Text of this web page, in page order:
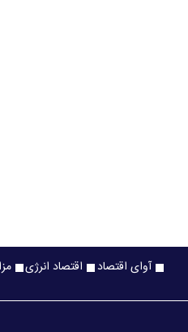
آوای اقتصاد اقتصاد انرژی